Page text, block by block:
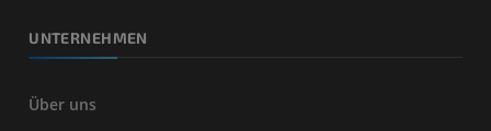
UNTERNEHMEN
Über uns